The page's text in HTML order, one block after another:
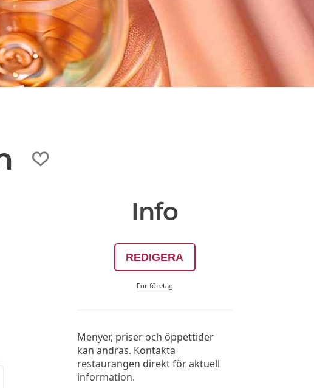
Info
REDIGERA
För företag
Menyer, priser och öppettider
kan ändras. Kontakta
restaurangen direkt för aktuell
information.